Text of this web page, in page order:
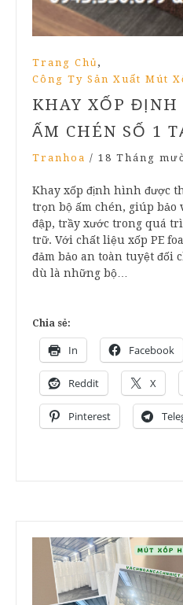
Trang Chủ ,
Công Ty Sản Xuất Mút
KHAY XỐP
ẤM CHÉN SỐ 1
Tranhoa / 18 Tháng
Khay xốp định hình được
trọn bộ ấm chén, giúp bảo
đập, trầy xước trong quá
trữ. Với chất liệu xốp PE
đảm bảo an toàn tuyệt đối
dù là những bộ…
Chia sẻ:
In Facebook
Reddit X
Pinterest